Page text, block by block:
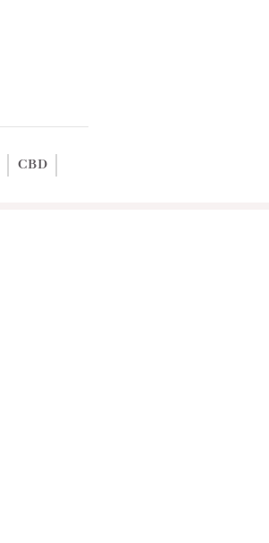
CBD